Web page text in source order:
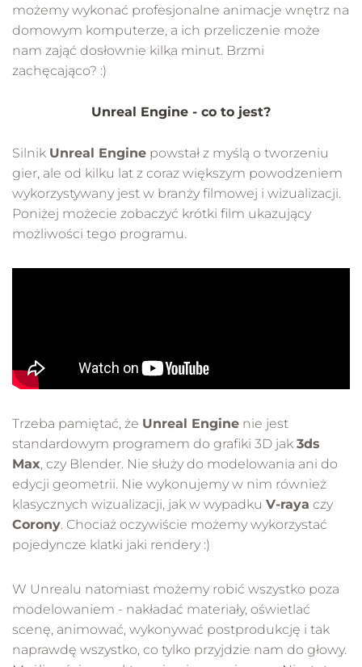
możemy wykonać profesjonalne animacje wnętrz na
domowym komputerze, a ich przeliczenie może
nam zająć dosłownie kilka minut. Brzmi
zachęcająco? :)
Unreal Engine - co to jest?
Silnik Unreal Engine powstał z myślą o tworzeniu
gier, ale od kilku lat z coraz większym powodzeniem
wykorzystywany jest w branży filmowej i wizualizacji.
Poniżej możecie zobaczyć krótki film ukazujący
możliwości tego programu.
Trzeba pamiętać, że Unreal Engine nie jest
standardowym programem do grafiki 3D jak 3ds
Max, czy Blender. Nie służy do modelowania ani do
edycji geometrii. Nie wykonujemy w nim również
klasycznych wizualizacji, jak w wypadku V-raya czy
Corony. Chociaż oczywiście możemy wykorzystać
pojedyncze klatki jaki rendery :)
W Unrealu natomiast możemy robić wszystko poza
modelowaniem - nakładać materiały, oświetlać
scenę, animować, wykonywać postprodukcję i tak
naprawdę wszystko, co tylko przyjdzie nam do głowy.